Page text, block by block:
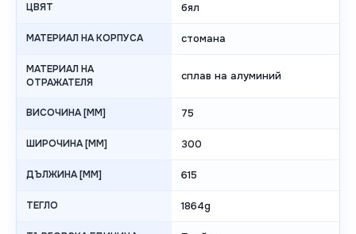
ЦВЯТ бял
МАТЕРИАЛ НА КОРПУСА стомана
МАТЕРИАЛ НА
ОТРАЖАТЕЛЯ
сплав на алуминий
ВИСОЧИНА [MM] 75
ШИРОЧИНА [MM] 300
ДЪЛЖИНА [MM] 615
ТЕГЛО 1864g